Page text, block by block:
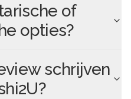
of
opties?
schrijven
?